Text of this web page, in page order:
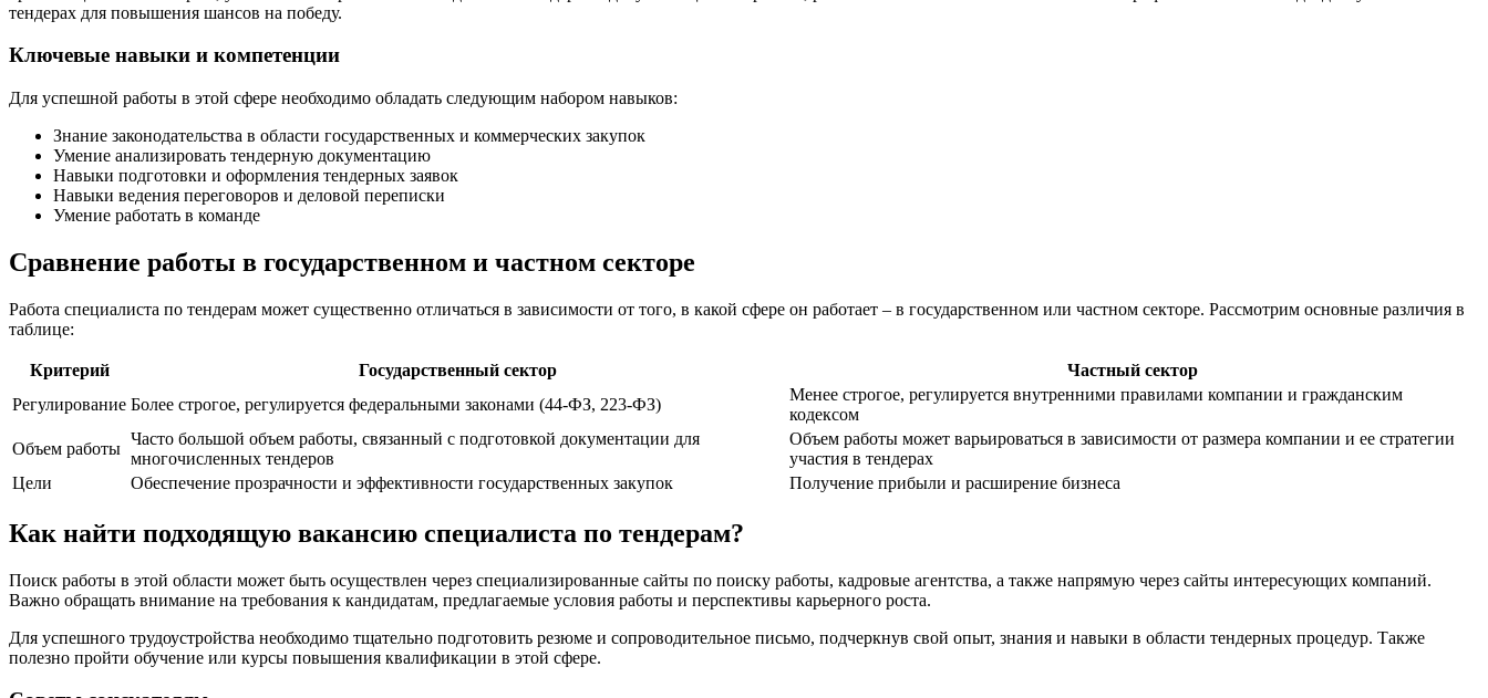
тендерах для повышения шансов на победу.
Ключевые навыки и компетенции
Для успешной работы в этой сфере необходимо обладать следующим набором навыков:
Знание законодательства в области государственных и коммерческих закупок
Умение анализировать тендерную документацию
Навыки подготовки и оформления тендерных заявок
Навыки ведения переговоров и деловой переписки
Умение работать в команде
Сравнение работы в государственном и частном секторе
Работа специалиста по тендерам может существенно отличаться в зависимости от того, в какой сфере он работает – в государственном или частном секторе. Рассмотрим основные различия в
таблице:
Критерий Государственный сектор
Частный сектор
Регулирование Более строгое, регулируется федеральными законами (44-ФЗ, 223-ФЗ)
Менее строгое, регулируется внутренними правилами компании и гражданским
кодексом
Объем работы
Часто большой объем работы, связанный с подготовкой документации для
многочисленных тендеров
Объем работы может варьироваться в зависимости от размера компании и ее стратегии
участия в тендерах
Цели
Обеспечение прозрачности и эффективности государственных закупок Получение прибыли и расширение бизнеса
Как найти подходящую вакансию специалиста по тендерам?
Поиск работы в этой области может быть осуществлен через специализированные сайты по поиску работы, кадровые агентства, а также напрямую через сайты интересующих компаний.
Важно обращать внимание на требования к кандидатам, предлагаемые условия работы и перспективы карьерного роста.
Для успешного трудоустройства необходимо тщательно подготовить резюме и сопроводительное письмо, подчеркнув свой опыт, знания и навыки в области тендерных процедур. Также
полезно пройти обучение или курсы повышения квалификации в этой сфере.